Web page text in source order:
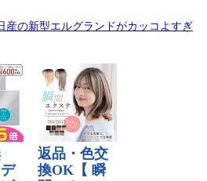
産の新型エルグランドがカッコよすぎ